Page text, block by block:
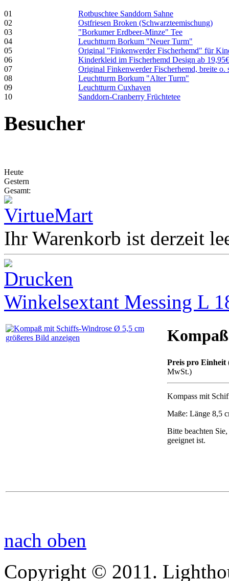
01
Rotbuschtee Sanddorn Sahne
02
Ostfriesen Broken (Schwarzteemischung)
03
"Borkumer Erdbeer-Minze" Tee
04
Leuchtturm Borkum "Neuer Turm"
05
Original "Finkenwerder Fischerhemd" für
06
Kinderkleid im Fischerhemd Design ab 19,95€
07
Original Finkenwerder Fischerhemd, breite o.
08
Leuchtturm Borkum "Alter Turm"
09
Leuchtturm Cuxhaven
10
Sanddorn-Cranberry Früchtetee
Besucher
Heute
Gestern
Gesamt:
Ihr Warenkorb ist derzeit
Winkelsextant Messing L
größeres Bild anzeigen
Preis pro Einheit
MwSt.)
Kompass mit
Maße: Länge 8,5
Bitte beachten
geeignet ist.
nach oben
Copyright © 2011.